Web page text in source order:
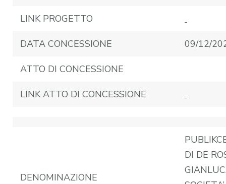
LINK PROGETTO
DATA CONCESSIONE 09/12/
ATTO DI CONCESSIONE
LINK ATTO DI CONCESSIONE
DENOMINAZIONE
DI DE